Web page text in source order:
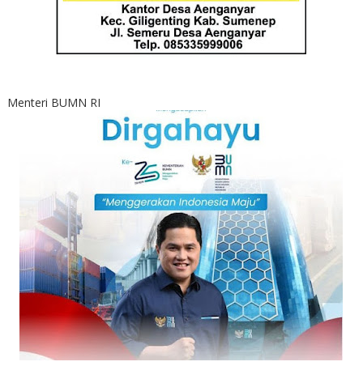
Menteri BUMN RI